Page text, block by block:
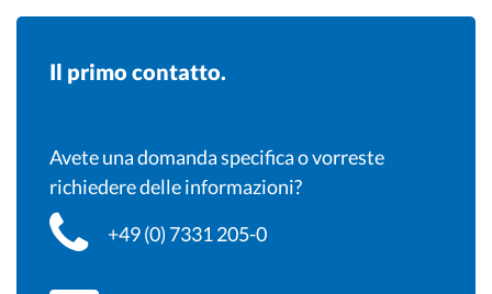
Il primo contatto.
Avete una domanda specifica o vorreste
richiedere delle informazioni?
+49 (0) 7331 205-0